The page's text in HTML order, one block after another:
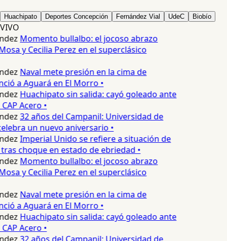
Huachipato Deportes Concepción Fernández Vial UdeC Biobío
VIVO
Momento bullalbo: el jocoso abrazo
y Cecilia Perez en el superclásico
Naval mete presión en la cima de
a Aguará en El Morro •
Huachipato sin salida: cayó goleado ante
Acero •
32 años del Campanil: Universidad de
un nuevo aniversario •
Imperial Unido se refiere a situación de
choque en estado de ebriedad •
Momento bullalbo: el jocoso abrazo
y Cecilia Perez en el superclásico
Naval mete presión en la cima de
a Aguará en El Morro •
Huachipato sin salida: cayó goleado ante
Acero •
32 años del Campanil: Universidad de